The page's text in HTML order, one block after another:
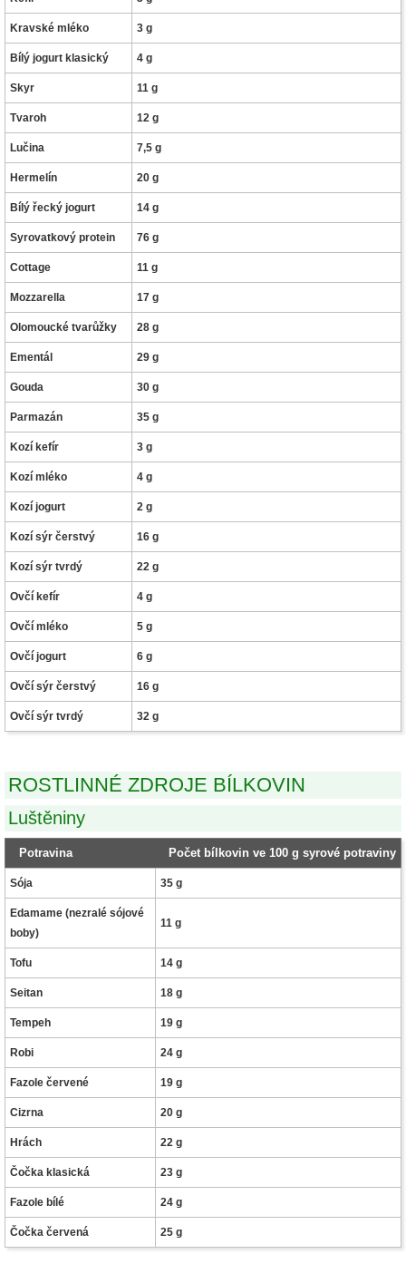
Kravské mléko 3 g
Bílý jogurt klasický 4 g
Skyr 11 g
Tvaroh 12 g
Lučina 7,5 g
Hermelín 20 g
Bílý řecký jogurt 14 g
Syrovatkový protein 76 g
Cottage 11 g
Mozzarella 17 g
Olomoucké tvarůžky 28 g
Ementál 29 g
Gouda 30 g
Parmazán 35 g
Kozí kefír 3 g
Kozí mléko 4 g
Kozí jogurt 2 g
Kozí sýr čerstvý 16 g
Kozí sýr tvrdý 22 g
Ovčí kefír 4 g
Ovčí mléko 5 g
Ovčí jogurt 6 g
Ovčí sýr čerstvý 16 g
Ovčí sýr tvrdý 32 g
ROSTLINNÉ ZDROJE BÍLKOVIN
Luštěniny
Potravina Počet bílkovin ve 100 g syrové potraviny
Sója 35 g
Edamame (nezralé sójové
boby)
11 g
Tofu 14 g
Seitan 18 g
Tempeh 19 g
Robi 24 g
Fazole červené 19 g
Cizrna 20 g
Hrách 22 g
Čočka klasická 23 g
Fazole bílé 24 g
Čočka červená 25 g